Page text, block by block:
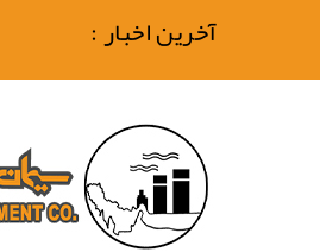
آخرین اخبار :